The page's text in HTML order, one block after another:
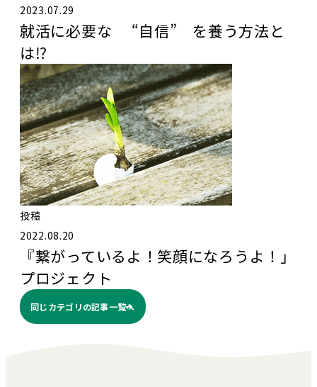
2023.07.29
就活に必要な “自信” を養う方法と
は⁉️
投稿
2022.08.20
『繋がっているよ！笑顔になろうよ！」
プロジェクト
同じカテゴリの記事⼀覧へ